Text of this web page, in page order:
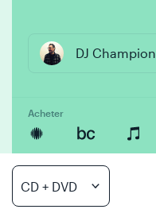
DJ Champion
Acheter